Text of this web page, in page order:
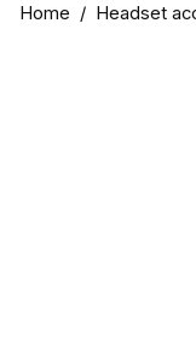
Home / Headset